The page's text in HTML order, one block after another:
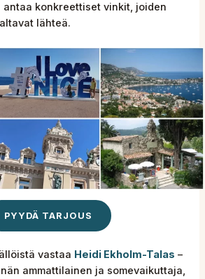
konkreettiset vinkit, joiden
lähteä.
PYYDÄ TARJOUS
vastaa Heidi Ekholm-Talas –
ammattilainen ja somevaikuttaja,